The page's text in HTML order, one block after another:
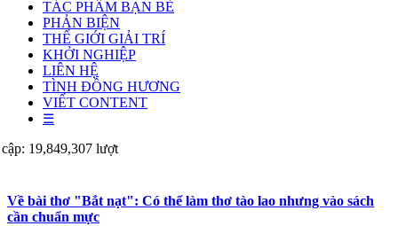
TÁC PHẨM BẠN BÈ
PHẢN BIỆN
THẾ GIỚI GIẢI TRÍ
KHỞI NGHIỆP
LIÊN HỆ
TÌNH ĐỒNG HƯƠNG
VIẾT CONTENT
☰
19,849,307 lượt
Về bài thơ "Bắt nạt": Có thể làm thơ tào lao nhưng vào sách
cần chuẩn mực